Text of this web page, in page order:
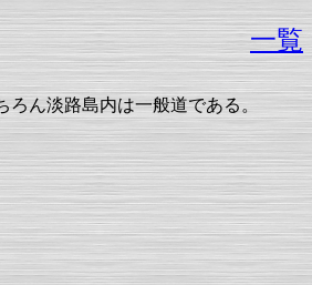
一覧
ん淡路島内は一般道である。